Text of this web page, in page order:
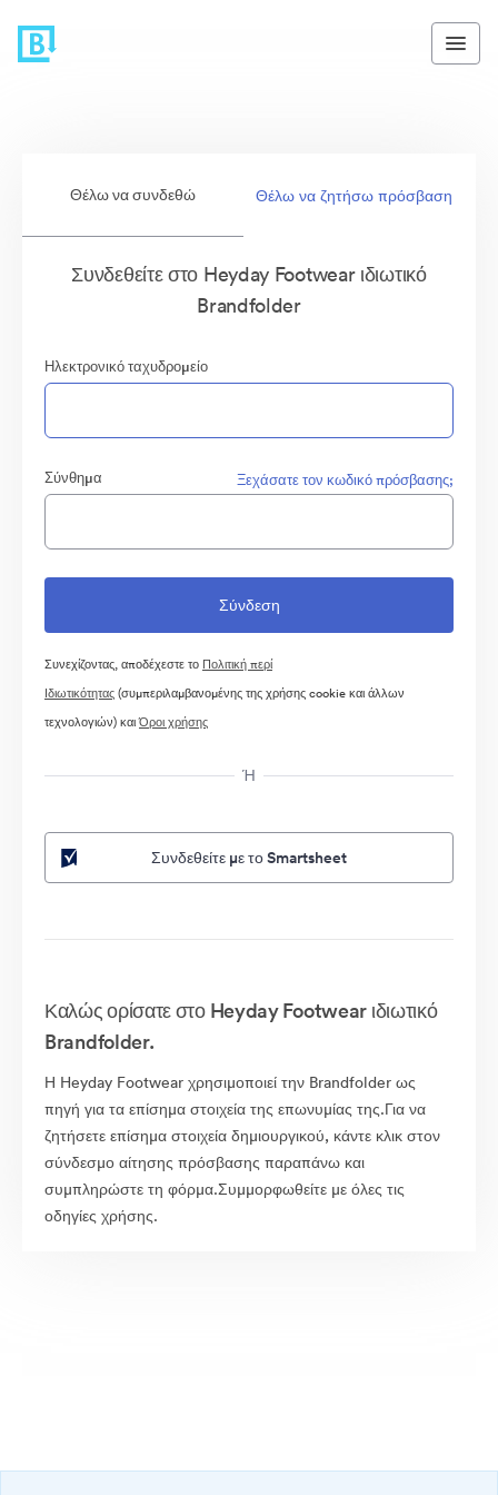
Θέλω να συνδεθώ Θέλω να ζητήσω πρόσβαση
Συνδεθείτε στο Heyday Footwear ιδιωτικό
Brandfolder
Ηλεκτρονικό ταχυδρομείο
Σύνθημα Ξεχάσατε τον κωδικό πρόσβασης;
Συνεχίζοντας, αποδέχεστε το Πολιτική περί
Ιδιωτικότητας(συμπεριλαμβανομένης της χρήσης cookie και άλλων
τεχνολογιών) καιΌροι χρήσης
Ή
Συνδεθείτε με το Smartsheet
Καλώς ορίσατε στο Heyday Footwear ιδιωτικό
Brandfolder.
Η Heyday Footwear χρησιμοποιεί την Brandfolder ως
πηγή για τα επίσημα στοιχεία της επωνυμίας της.Για να
ζητήσετε επίσημα στοιχεία δημιουργικού, κάντε κλικ στον
σύνδεσμο αίτησης πρόσβασης παραπάνω και
συμπληρώστε τη φόρμα.Συμμορφωθείτε με όλες τις
οδηγίες χρήσης.